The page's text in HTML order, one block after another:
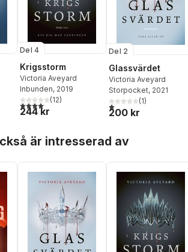
antal röster:
Del 4
Krigsstorm
Victoria Aveyard
Inbunden, 2019
4,1utav 5 stjärnor. Totalt antal röster:
(12)
244 kr
Del 2
Glassvärdet
Victoria Aveyard
Storpocket, 2021
1,0utav 5 stjärnor.
(1)
200 kr
är intresserad av